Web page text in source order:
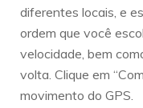
diferentes locais, e
ordem que você
velocidade, bem
volta. Clique em
movimento do GPS.